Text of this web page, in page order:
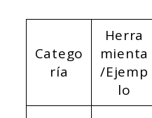
Catego
ría
Herra
mienta
/Ejemp
lo